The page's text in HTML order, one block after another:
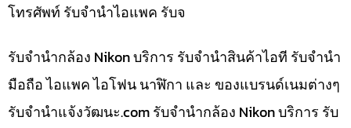
โทรศัพท์ รับจำนำไอแพค รับจ
รับจำนำกล้อง Nikon บริการ รับจำนำสินค้าไอที รับจำนำ
มือถือ ไอแพค ไอโฟน นาฬิกา และ ของแบรนด์เนมต่างๆ
รับจํานําแจ้งวัฒนะ.com รับจำนำกล้อง Nikon บริการ รับ